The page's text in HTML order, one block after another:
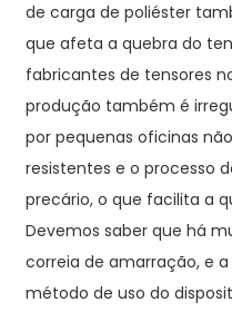
de carga de poliéster
que afeta a quebra do
fabricantes de tensores
produção também é
por pequenas oficinas
resistentes e o processo
precário, o que facilita a
Devemos saber que há
correia de amarração, e
método de uso do